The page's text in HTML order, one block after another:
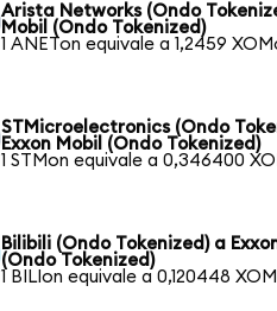
Arista Networks (Ondo
Mobil (Ondo Tokenized)
1 ANETon equivale a 1,2459
STMicroelectronics (Ondo
Exxon Mobil (Ondo Tokenized)
1 STMon equivale a 0,346400
Bilibili (Ondo Tokenized) a
(Ondo Tokenized)
1 BILIon equivale a 0,120448